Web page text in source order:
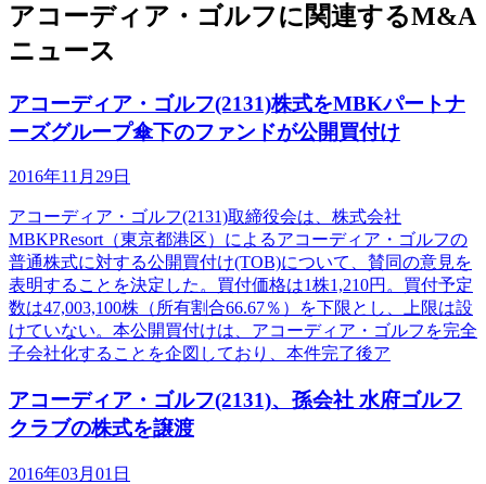
アコーディア・ゴルフに関連するM&A
ニュース
アコーディア・ゴルフ(2131)株式をMBKパートナ
ーズグループ傘下のファンドが公開買付け
2016年11月29日
アコーディア・ゴルフ(2131)取締役会は、株式会社
MBKPResort（東京都港区）によるアコーディア・ゴルフの
普通株式に対する公開買付け(TOB)について、賛同の意見を
表明することを決定した。買付価格は1株1,210円。買付予定
数は47,003,100株（所有割合66.67％）を下限とし、上限は設
けていない。本公開買付けは、アコーディア・ゴルフを完全
子会社化することを企図しており、本件完了後ア
アコーディア・ゴルフ(2131)、孫会社 水府ゴルフ
クラブの株式を譲渡
2016年03月01日